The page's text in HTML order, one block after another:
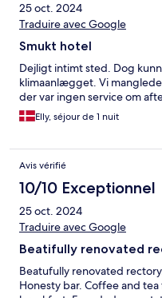
25 oct. 2024
Traduire avec Google
Smukt hotel
Dejligt intimt sted. Dog
klimaanlægget. Vi
der var ingen service om
Elly, séjour de 1 nuit
Avis vérifié
10/10 Exceptionnel
25 oct. 2024
Traduire avec Google
Beatifully renovated
Beatufully renovated
Honesty bar. Coffee and